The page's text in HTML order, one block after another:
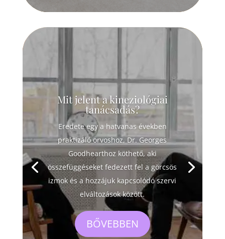
Mit jelent a kineziológiai
tanácsadás?
Eredete egy a hatvanas években
praktizáló orvoshoz, Dr. Georges
Goodhearthoz köthető, aki
összefüggéseket fedezett fel a görcsös
izmok és a hozzájuk kapcsolódó szervi
elváltozások között.
BŐVEBBEN